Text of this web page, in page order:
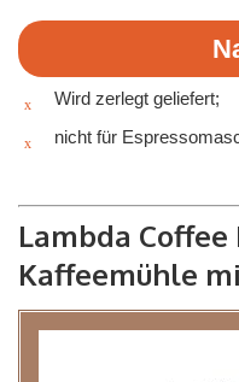
Wird zerlegt geliefert;
nicht für
Lambda
Kaffeemühle